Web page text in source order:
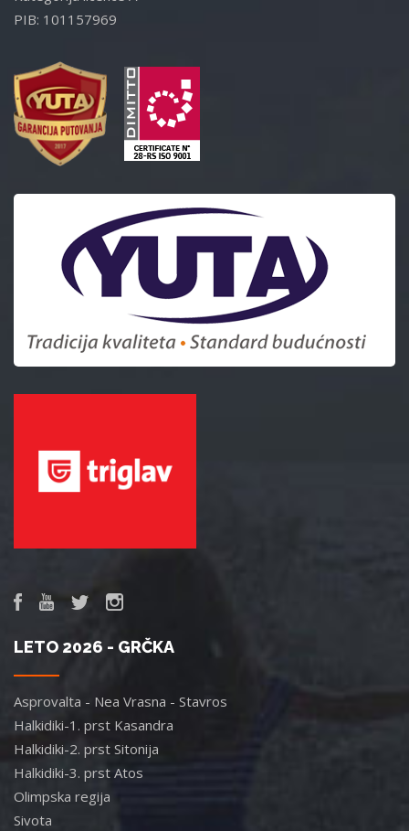
PIB: 101157969
LETO 2026 - GRČKA
Asprovalta - Nea Vrasna - Stavros
Halkidiki-1. prst Kasandra
Halkidiki-2. prst Sitonija
Halkidiki-3. prst Atos
Olimpska regija
Sivota